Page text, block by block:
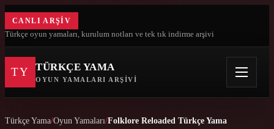
CANLI ARŞIV
Türkçe oyun yamaları, kurulum notları ve tek tık indirme arşivi
TY TÜRKÇE YAMA
OYUN YAMALARI ARŞIVI
Türkçe Yama Oyun Yamaları Folklore Reloaded Türkçe Yama